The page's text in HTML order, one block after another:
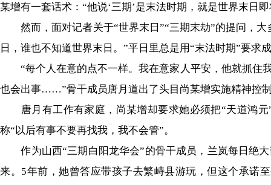
某增有一套话术：“他说‘三期’是末法时期，就是世界末日
然而，面对记者关于“世界末日”“三期末劫”的提问，大
日，谁也不知道世界末日。”平日里总是用“末法时期”要求
“每个人在意的点不一样。我在意家人平安，他就抓住
也会出事……”骨干成员唐月道出了头目尚某增实施精神控
唐月有工作有家庭，尚某增却要求她必须把“天道鸿元
称“以后有事不要再找我，我不会管”。
作为山西“三期白阳龙华会”的骨干成员，兰岚每日绝大
来。5年前，她曾答应带孩子去繁峙县游玩，但这个承诺